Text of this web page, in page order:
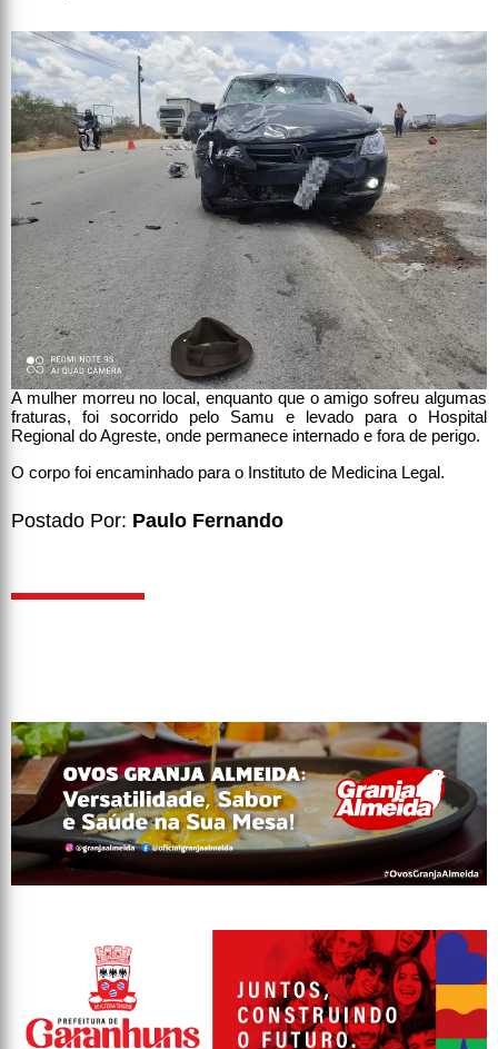
A mulher morreu no local, enquanto que o amigo sofreu algumas
fraturas, foi socorrido pelo Samu e levado para o Hospital
Regional do Agreste, onde permanece internado e fora de perigo.
O corpo foi encaminhado para o Instituto de Medicina Legal.
Postado Por: Paulo Fernando